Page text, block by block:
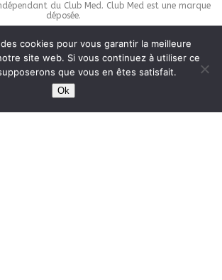
du Club Med. Club Med est une marque
déposée.
site is protected by
cookies pour vous garantir la meilleure
site web. Si vous continuez à utiliser ce
que vous en êtes satisfait.
Ok